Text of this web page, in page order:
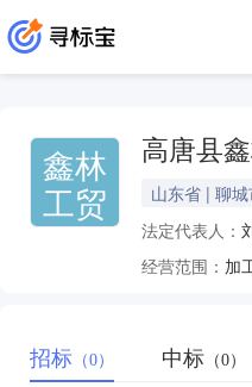
鑫林
工贸
高唐县
山东省 | 聊
法定代表人：
经营范围：
招标 （0） 中标 （0）